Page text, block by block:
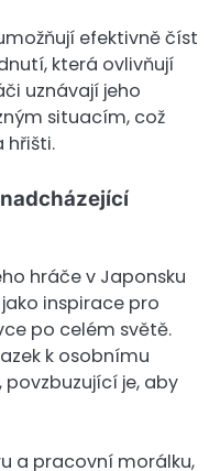
efektivně číst
která ovlivňují
uznávají jeho
situacím, což
hřišti.
hráče v Japonsku
inspirace pro
po celém světě.
k osobnímu
je, aby
a pracovní morálku,